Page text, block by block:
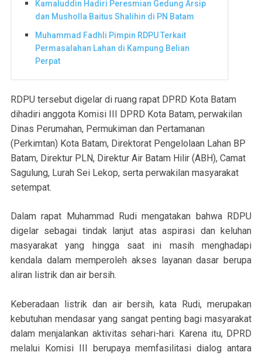
Kamaluddin Hadiri Peresmian Gedung Arsip
dan Musholla Baitus Shalihin di PN Batam
Muhammad Fadhli Pimpin RDPU Terkait
Permasalahan Lahan di Kampung Belian
Perpat
RDPU tersebut digelar di ruang rapat DPRD Kota Batam
dihadiri anggota Komisi III DPRD Kota Batam, perwakilan
Dinas Perumahan, Permukiman dan Pertamanan
(Perkimtan) Kota Batam, Direktorat Pengelolaan Lahan BP
Batam, Direktur PLN, Direktur Air Batam Hilir (ABH), Camat
Sagulung, Lurah Sei Lekop, serta perwakilan masyarakat
setempat.
Dalam rapat Muhammad Rudi mengatakan bahwa RDPU
digelar sebagai tindak lanjut atas aspirasi dan keluhan
masyarakat yang hingga saat ini masih menghadapi
kendala dalam memperoleh akses layanan dasar berupa
aliran listrik dan air bersih.
Keberadaan listrik dan air bersih, kata Rudi, merupakan
kebutuhan mendasar yang sangat penting bagi masyarakat
dalam menjalankan aktivitas sehari-hari. Karena itu, DPRD
melalui Komisi III berupaya memfasilitasi dialog antara